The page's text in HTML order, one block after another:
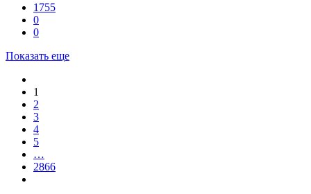
1755
0
0
Показать еще
1
2
3
4
5
…
2866